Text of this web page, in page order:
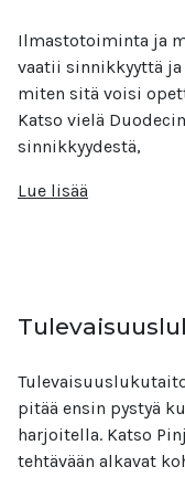
Ilmastotoiminta ja
vaatii sinnikkyyttä
miten sitä voisi
Katso vielä
sinnikkyydestä,
Lue lisää
pitää ensin pystyä
harjoitella. Katso
tehtävään alkavat